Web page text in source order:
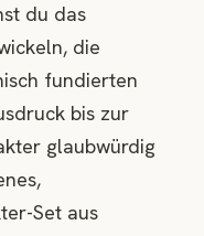
du das
die
fundierten
bis zur
glaubwürdig
Set aus